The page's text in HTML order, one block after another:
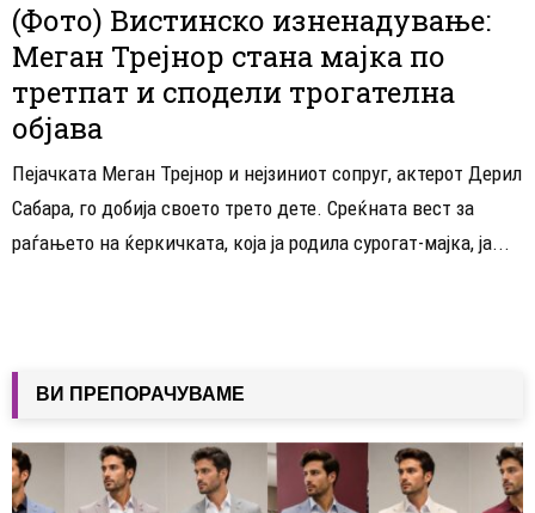
(Фото) Вистинско изненадување:
Меган Трејнор стана мајка по
третпат и сподели трогателна
објава
Пејачката Меган Трејнор и нејзиниот сопруг, актерот Дерил
Сабара, го добија своето трето дете. Среќната вест за
раѓањето на ќеркичката, која ја родила сурогат-мајка, ја...
ВИ ПРЕПОРАЧУВАМЕ